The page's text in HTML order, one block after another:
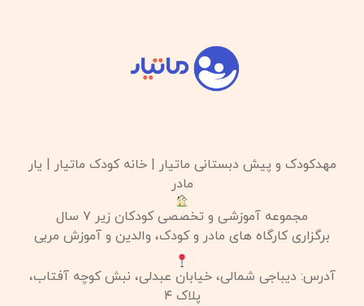
مهدکودک و پیش دبستانی ماتیار | خانه کودک ماتیار | یار
مادر
مجموعه آموزشی و تخصصی کودکان زیر ۷ سال
برگزاری کارگاه های مادر و کودک، والدین و آموزش مربی
آدرس: دیباجی شمالی، خیابان عبدلی، نبش کوچه آفتاب،
پلاک ۴